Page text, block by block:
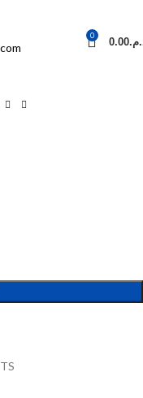
0 0.00